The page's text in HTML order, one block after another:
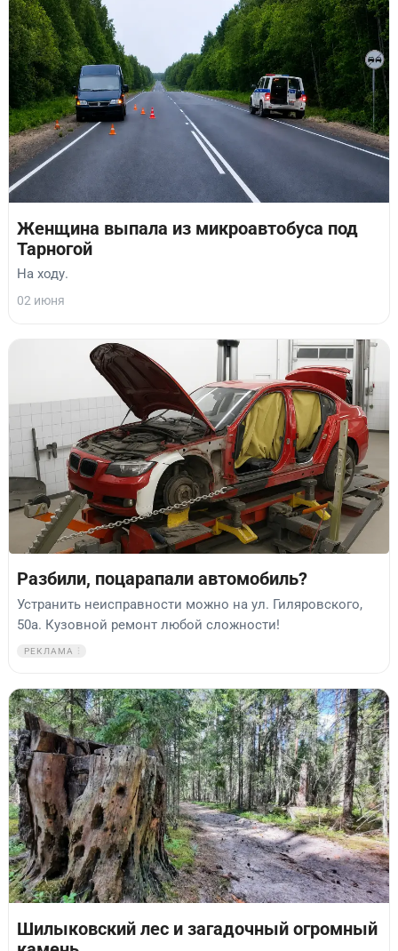
Женщина выпала из микроавтобуса под
Тарногой
На ходу.
02 июня
Разбили, поцарапали автомобиль?
Устранить неисправности можно на ул. Гиляровского,
50а. Кузовной ремонт любой сложности!
РЕКЛАМА
Шилыковский лес и загадочный огромный